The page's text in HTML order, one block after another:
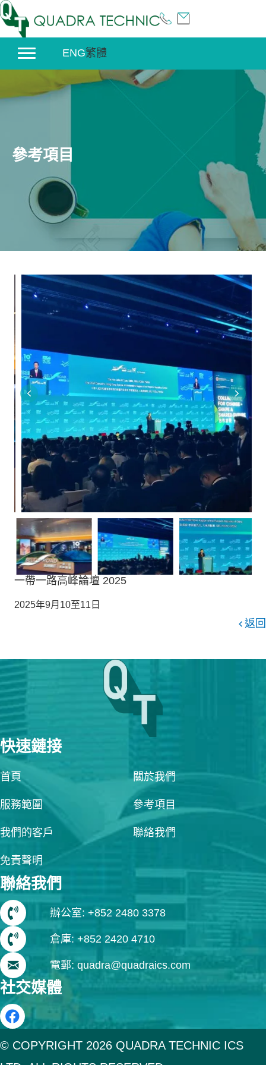
Skip
to
content
ENG繁體
參考項目
一帶一路高峰論壇 2025
2025年9月10至11日
返回
快速鏈接
首頁 關於我們
服務範圍 參考項目
我們的客戶 聯絡我們
免責聲明
聯絡我們
辦公室: +852 2480 3378
倉庫: +852 2420 4710
電郵: quadra@quadraics.com
社交媒體
© COPYRIGHT 2026 QUADRA TECHNIC ICS